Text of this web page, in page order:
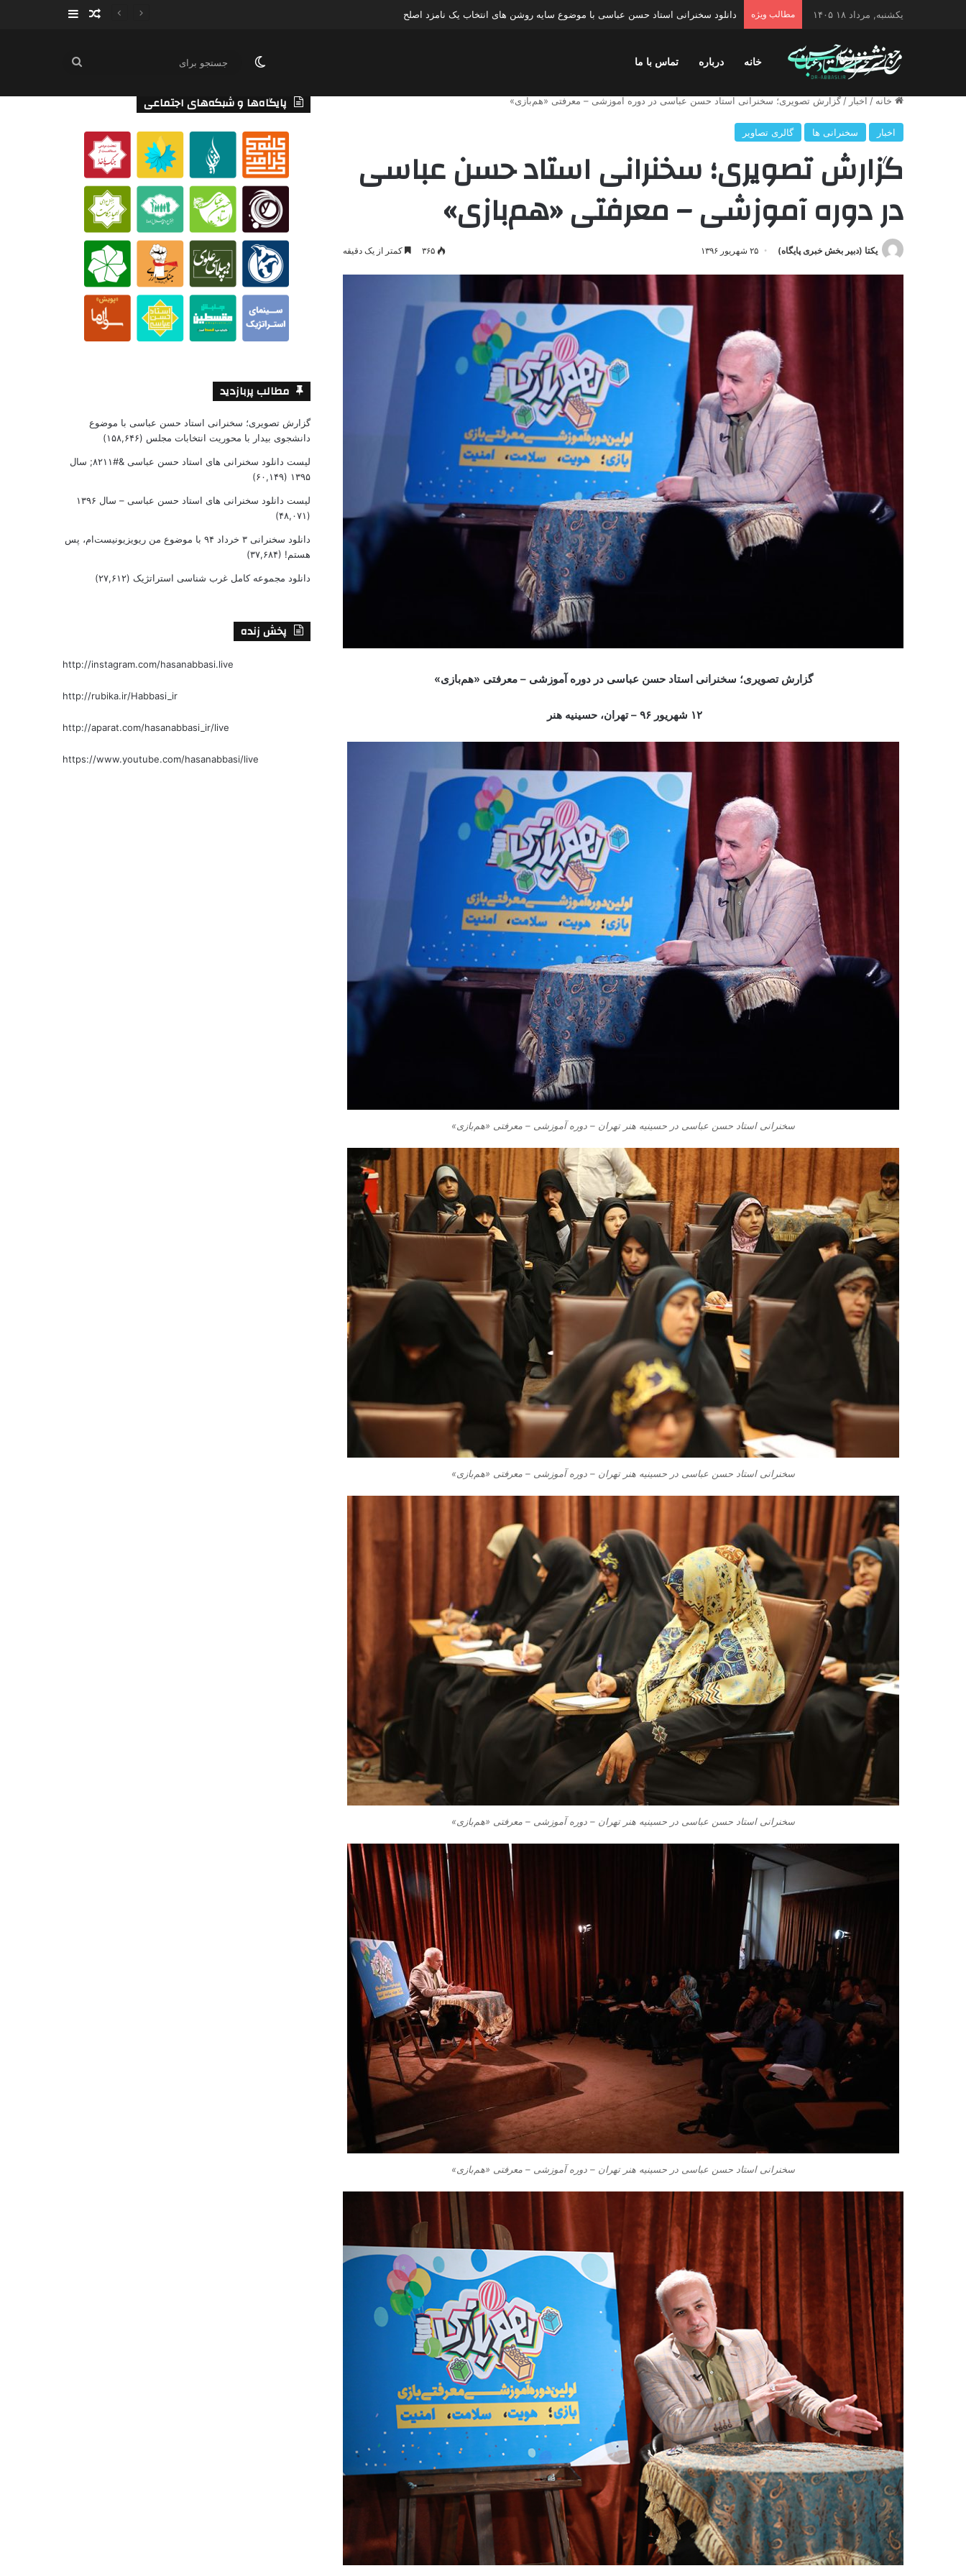
یکشنبه, مرداد ۱۸ ۱۴۰۵ مطالب ویژه دانلود سخنرانی استاد حسن عباسی با موضوع چهار انتخاب ۱۴۰۰ نوشته تصادفی
سایدبار
خانه درباره تماس با ما تغییر پوسته
جستجو
خانه / اخبار / گزارش تصویری؛ سخنرانی استاد حسن عباسی در دوره آموزشی – معرفتی «هم‌بازی»
اخبار سخنرانی ها گالری تصاویر
گزارش تصویری؛ سخنرانی استاد حسن عباسی
در دوره آموزشی – معرفتی «هم‌بازی»
یکتا (دبیر بخش خبری پایگاه) ۲۵ شهریور ۱۳۹۶ ۳۶۵ کمتر از یک دقیقه
گزارش تصویری؛ سخنرانی استاد حسن عباسی در دوره آموزشی – معرفتی «هم‌بازی»
۱۲ شهریور ۹۶ – تهران، حسینیه هنر
سخنرانی استاد حسن عباسی در حسینیه هنر تهران – دوره آموزشی – معرفتی «هم‌بازی»
سخنرانی استاد حسن عباسی در حسینیه هنر تهران – دوره آموزشی – معرفتی «هم‌بازی»
سخنرانی استاد حسن عباسی در حسینیه هنر تهران – دوره آموزشی – معرفتی «هم‌بازی»
سخنرانی استاد حسن عباسی در حسینیه هنر تهران – دوره آموزشی – معرفتی «هم‌بازی»
پایگاه‌ها و شبکه‌های اجتماعی
مطالب پربازدید
گزارش تصویری؛ سخنرانی استاد حسن عباسی با موضوع
دانشجوی بیدار با محوریت انتخابات مجلس (۱۵۸,۶۴۶)
لیست دانلود سخنرانی های استاد حسن عباسی &#۸۲۱۱; سال
۱۳۹۵ (۶۰,۱۴۹)
لیست دانلود سخنرانی های استاد حسن عباسی – سال ۱۳۹۶
(۴۸,۰۷۱)
دانلود سخنرانی ۳ خرداد ۹۴ با موضوع من ریویزیونیست‌ام، پس
هستم! (۳۷,۶۸۴)
دانلود مجموعه کامل غرب شناسی استراتژیک (۲۷,۶۱۲)
پخش زنده
http://instagram.com/hasanabbasi.live
http://rubika.ir/Habbasi_ir
http://aparat.com/hasanabbasi_ir/live
https://www.youtube.com/hasanabbasi/live